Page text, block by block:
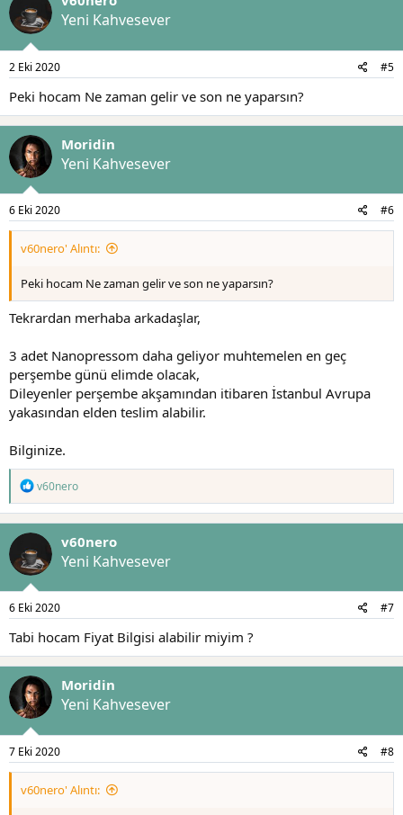
Yeni Kahvesever
2 Eki 2020 #5
Peki hocam Ne zaman gelir ve son ne yaparsın?
Moridin
Yeni Kahvesever
6 Eki 2020 #6
v60nero' Alıntı:
Peki hocam Ne zaman gelir ve son ne yaparsın?
Tekrardan merhaba arkadaşlar,
3 adet Nanopressom daha geliyor muhtemelen en geç
perşembe günü elimde olacak,
Dileyenler perşembe akşamından itibaren İstanbul Avrupa
yakasından elden teslim alabilir.
Bilginize.
T
p
k
l
e
r
v60nero
v60nero
Yeni Kahvesever
6 Eki 2020 #7
Tabi hocam Fiyat Bilgisi alabilir miyim ?
Moridin
Yeni Kahvesever
7 Eki 2020 #8
v60nero' Alıntı: